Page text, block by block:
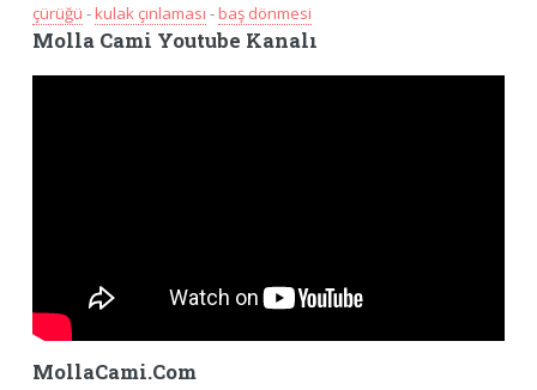
çürüğü -kulak çınlaması -baş dönmesi
Molla Cami Youtube Kanalı
MollaCami.Com